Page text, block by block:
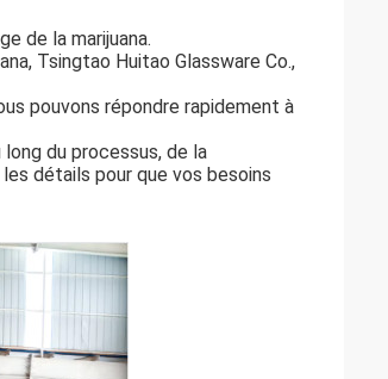
de la marijuana.
Tsingtao Huitao Glassware Co.,
pouvons répondre rapidement à
du processus, de la
détails pour que vos besoins